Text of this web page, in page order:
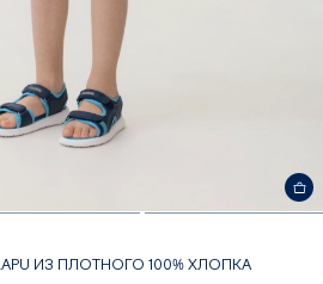
ИЗ ПЛОТНОГО 100% ХЛОПКА